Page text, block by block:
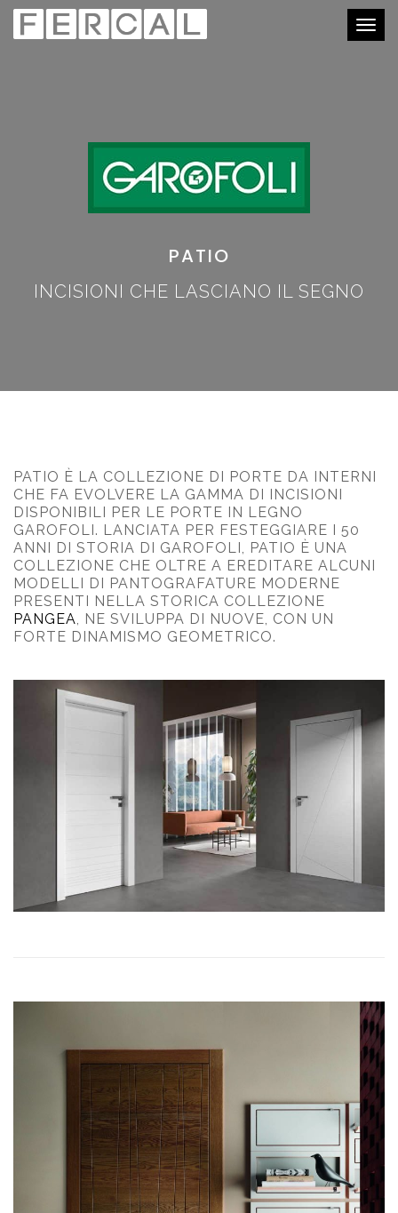
PATIO
INCISIONI CHE LASCIANO IL SEGNO
PATIO È LA COLLEZIONE DI PORTE DA INTERNI
CHE FA EVOLVERE LA GAMMA DI INCISIONI
DISPONIBILI PER LE PORTE IN LEGNO
GAROFOLI. LANCIATA PER FESTEGGIARE I 50
ANNI DI STORIA DI GAROFOLI, PATIO È UNA
COLLEZIONE CHE OLTRE A EREDITARE ALCUNI
MODELLI DI PANTOGRAFATURE MODERNE
PRESENTI NELLA STORICA COLLEZIONE
PANGEA, NE SVILUPPA DI NUOVE, CON UN
FORTE DINAMISMO GEOMETRICO.